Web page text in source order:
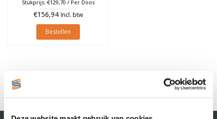
Stukprijs: €129,70 / Per Doos
€156,94 Incl. btw
Bestellen
1